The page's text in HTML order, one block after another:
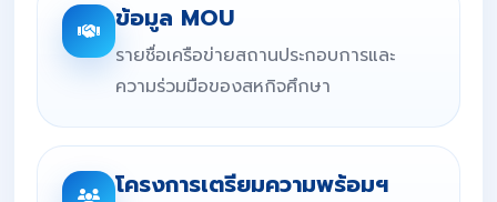
ข้อมูล MOU
รายชื่อเครือข่ายสถานประกอบการและ
ความร่วมมือของสหกิจศึกษา
โครงการเตรียมความพร้อมฯ